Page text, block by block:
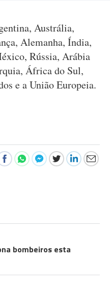
Austrália,
Alemanha, Índia,
Rússia, Arábia
África do Sul,
e a União Europeia.
bombeiros esta